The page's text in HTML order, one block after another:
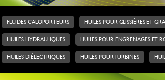
FLUIDES CALOPORTEURS HUILES POUR GLISSIÈRES ET
HUILES HYDRAULIQUES HUILES POUR ENGRENAGES ET
HUILES DIÉLECTRIQUES HUILES POUR TURBINES